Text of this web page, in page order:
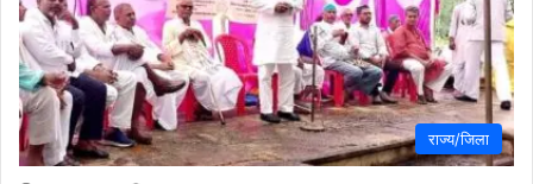
राज्य/जिला